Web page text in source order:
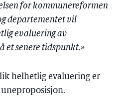
for kommunereformen
departementet vil
evaluering av
et senere tidspunkt.»
helhetlig evaluering er